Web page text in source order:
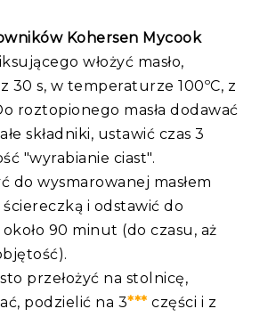
Kohersen Mycook
włożyć masło,
30 s, w temperaturze 100ºC, z
roztopionego masła dodawać
składniki, ustawić czas 3
"wyrabianie ciast".
do wysmarowanej masłem
i odstawić do
90 minut (do czasu, aż
przełożyć na stolnicę,
podzielić na 3*** części i z